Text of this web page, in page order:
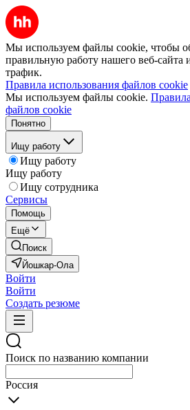
Мы используем файлы cookie, чтобы
правильную работу нашего веб-сайта
трафик.
Правила использования файлов cookie
Мы используем файлы cookie.
файлов cookie
Понятно
Ищу работу
Ищу работу
Ищу работу
Ищу сотрудника
Сервисы
Помощь
Ещё
Поиск
Йошкар-Ола
Войти
Войти
Создать резюме
Поиск по названию компании
Россия